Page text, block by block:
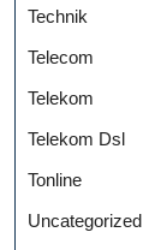
Technik
Telecom
Telekom
Telekom Dsl
Tonline
Uncategorized